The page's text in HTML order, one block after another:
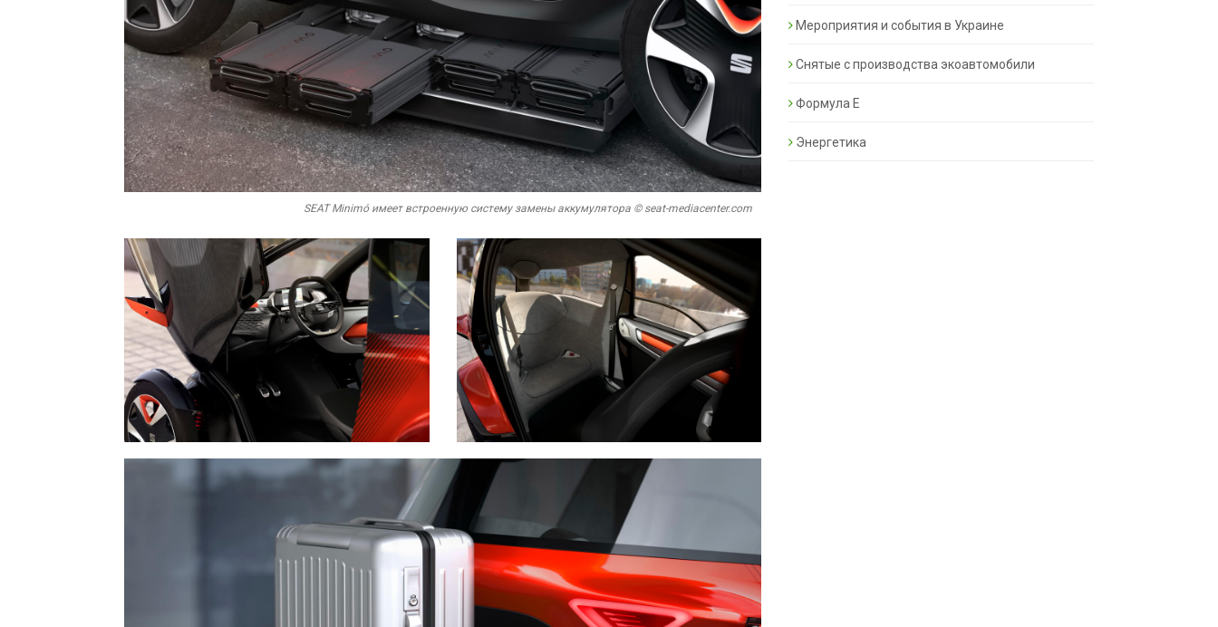
SEAT Minimó имеет встроенную систему замены аккумулятора © seat-mediacenter.com
Мероприятия и события в Украине
Снятые с производства экоавтомобили
Формула Е
Энергетика